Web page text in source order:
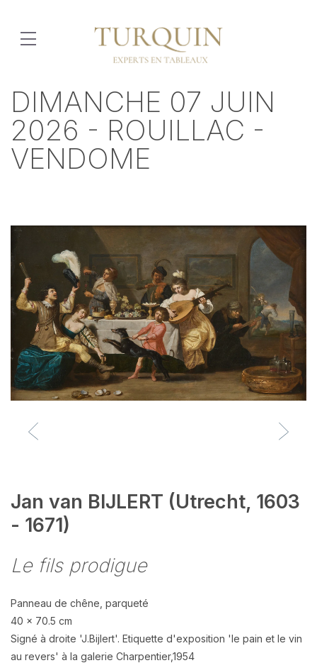
DIMANCHE 07 JUIN
2026 - ROUILLAC -
VENDOME
Jan van BIJLERT (Utrecht, 1603
- 1671)
Le fils prodigue
Panneau de chêne, parqueté
40 x 70.5 cm
Signé à droite 'J.Bijlert'. Etiquette d'exposition 'le pain et le vin
au revers' à la galerie Charpentier,1954